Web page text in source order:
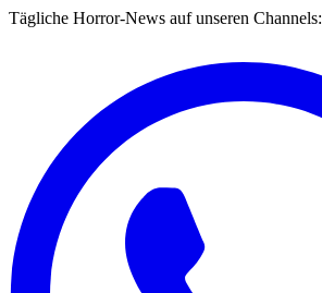
Tägliche Horror-News auf unseren Channels: